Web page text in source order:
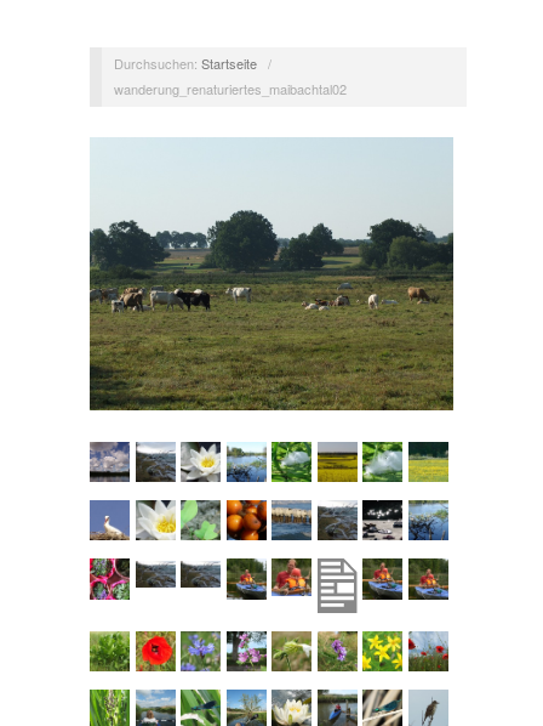
Durchsuchen: Startseite /
wanderung_renaturiertes_maibachtal02